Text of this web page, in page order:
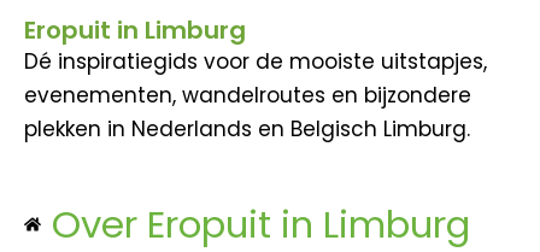
Eropuit in Limburg
Dé inspiratiegids voor de mooiste uitstapjes,
evenementen, wandelroutes en bijzondere
plekken in Nederlands en Belgisch Limburg.
Over Eropuit in Limburg